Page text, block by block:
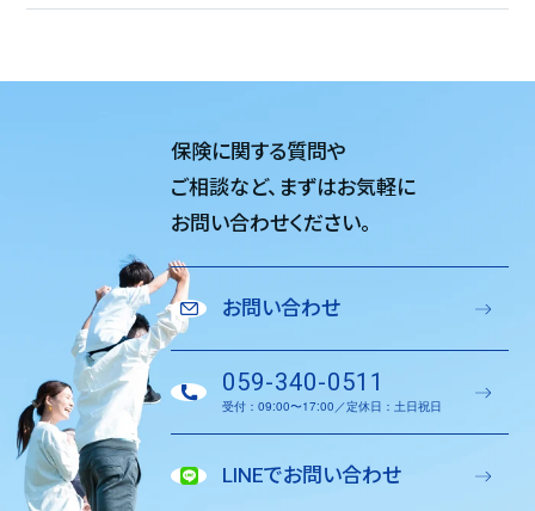
保険に関する質問や
ご相談など、 まずはお気軽に
お問い合わせください。
お問い合わせ
059-340-0511
受付：09:00〜17:00／定休日：土日祝日
LINEでお問い合わせ